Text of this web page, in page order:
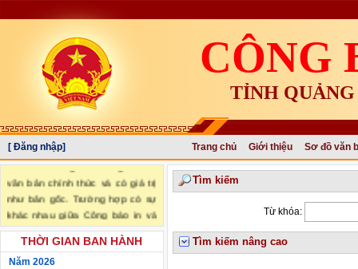
CÔNG
TỈNH
[ Đăng nhập] Trang chủ Giới thiệu
Sơ đồ văn
"Văn bản đăng trên Công báo là
văn bản chính thức và có giá trị
như bản gốc. Trường hợp có sự
khác nhau giữa Công báo in và
Công báo điện tử thì sử dụng
Công báo in làm căn cứ chính
thức." (trích Nghị định số
THỜI GIAN BAN HÀNH
Năm 2026
Tìm kiếm
Từ khóa:
Tìm kiếm nâng cao